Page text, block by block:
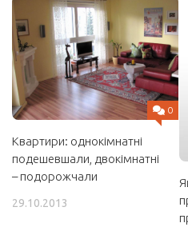
0
Квартири: однокімнатні
подешевшали, двокімнатні
– подорожчали
29.10.2013